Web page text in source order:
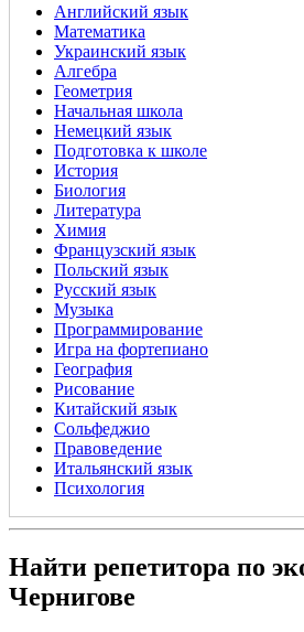
Английский язык
Математика
Украинский язык
Алгебра
Геометрия
Начальная школа
Немецкий язык
Подготовка к школе
История
Биология
Литература
Химия
Французский язык
Польский язык
Русский язык
Музыка
Программирование
Игра на фортепиано
География
Рисование
Китайский язык
Сольфеджио
Правоведение
Итальянский язык
Психология
Найти репетитора по
Чернигове